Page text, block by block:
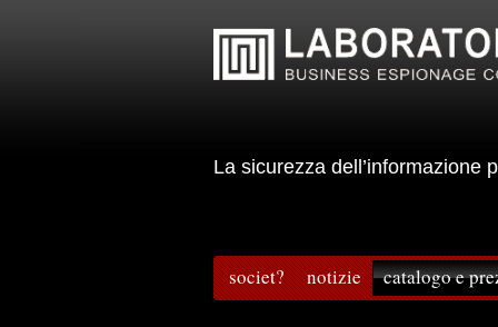
La sicurezza
societ? notizie catalogo e